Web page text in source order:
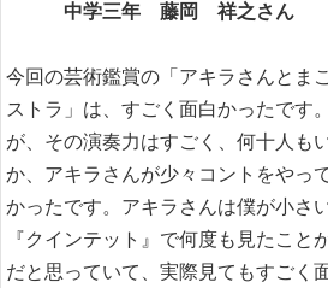
中学三年 藤岡 祥之さん
今回の芸術鑑賞の「アキラさんとま
ストラ」は、すごく面白かったです
が、その演奏力はすごく、何十人も
か、アキラさんが少々コントをやっ
かったです。アキラさんは僕が小さ
『クインテット』で何度も見たこと
だと思っていて、実際見てもすごく